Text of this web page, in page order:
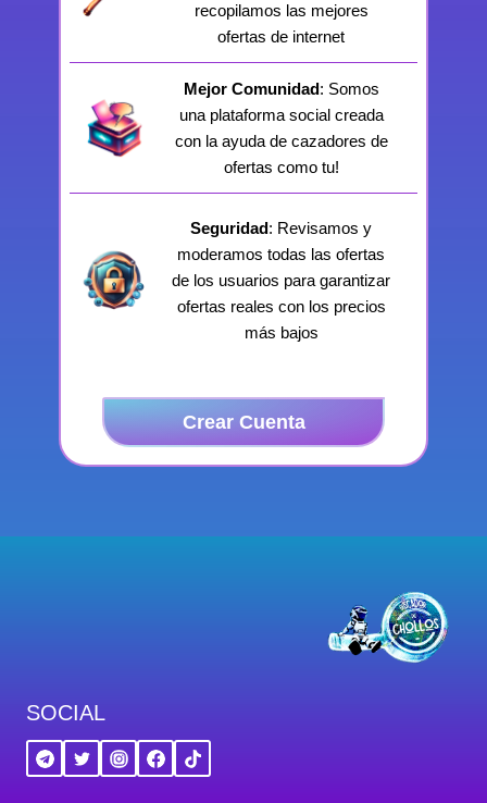
recopilamos las mejores
ofertas de internet
Mejor Comunidad: Somos
una plataforma social creada
con la ayuda de cazadores de
ofertas como tu!
Seguridad: Revisamos y
moderamos todas las ofertas
de los usuarios para garantizar
ofertas reales con los precios
más bajos
Crear Cuenta
SOCIAL